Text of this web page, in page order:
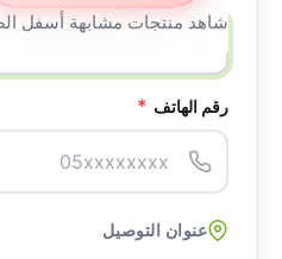
شاهد منتجات مشابهة أسفل
رقم الهاتف *
عنوان التوصيل